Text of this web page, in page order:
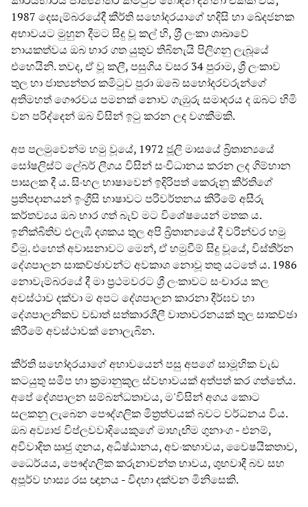
1987 දෙසැම්බරයේදී කීර්ති සහෝදරයාගේ හදිසි හා ඛේදජනක
අභාවයට මුහුන දීමට සිදු වූ කල් හි, ශ‍්‍රී ලංකා ශාඛාවේ
නායකත්වය ඔබ භාර ගත යුතුව තිබිනැයි පිලිගනු ලැබූයේ
එහෙයිනි. තවද, ඒ වූ කලී, පසුගිය වසර 34 පුරාම, ශ්‍රී ලංකාව
තුල හා ජාත්‍යන්තර කමිටුව පුරා ඔබේ සහෝදරවරුන්ගේ
අතිමහත් ගෞරවය පමනක් නොව ගැඹුරු සමාදරය ද ඔබට හිමි
වන පරිද්දෙන් ඔබ විසින් ඉටු කරන ලද වගකීමකි.
අප පලමුවෙන්ම හමු වූයේ, 1972 ජූලි මාසයේ බ්‍රිතාන්‍යයේ
සෝෂලිස්ට් ලේබර් ලීගය විසින් සංවිධානය කරන ලද ගිම්හාන
පාසලක දී ය. සිංහල භාෂාවෙන් ඉදිරිපත් කෙරුනු කීර්තිගේ
ප්‍රතිපදානයන් ඉංග්‍රීසි භාෂාවට පරිවර්තනය කිරීමේ අසීරු
කර්තව්‍යය ඔබ භාර ගත් බැව් මට විශේෂයෙන් මතක ය.
ඉනික්බිතිව එලැඹී දශකය තුල අපි බ්‍රිතාන්‍යයේ දී වරින්වර හමු
වීමු. එහෙත් අවාසනාවට මෙන්, ඒ හමුවීම් සිදු වූයේ, විස්තීර්න
දේශපාලන සාකච්ඡාවන්ට අවකාශ නොවූ තතු යටතේ ය. 1986
නොවැම්බරයේ දී මා ප්‍රථමවරට ශ්‍රී ලංකාවට සංචාරය කල
අවස්ථාව දක්වා ම අපට දේශපාලන කාරනා දීර්ඝව හා
දේශපාලනිකව වඩාත් සත්කාරශීලී වාතාවරනයක් තුල සාකච්ඡා
කිරීමේ අවස්ථාවක් නොලැබින.
කීර්ති සහෝදරයාගේ අභාවයෙන් පසු අපගේ සාමූහික වැඩ
කටයුතු සමීප හා ක්‍රමානුකූල ස්වභාවයක් අත්පත් කර ගත්තේය.
අපේ දේශපාලන සම්බන්ධතාවය, ම'විසින් අගය කොට
සලකනු ලැබෙන පෞද්ගලික මිත්‍රත්වයක් බවට වර්ධනය විය.
ඔබ අව්‍යාජ විප්ලවවාදියෙකුගේ මාහැඟිම ගුනාංග - එනම්,
අවිවාදිත ඍජු ගුනය, අධිෂ්ඨානය, අවංකභාවය, වෛෂයිකතාව,
ධෛර්යය, පෞද්ගලික කරුනාවන්ත භාවය, ශුභවාදී බව සහ
අපූර්ව හාස්‍ය රස ඥානය - විදහා දක්වන මිනිසෙකි.